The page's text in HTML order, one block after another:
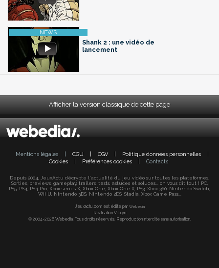
Shank 2 : une vidéo de
lancement
Afficher la version classique de cette page
Mentions légales CGU CGV Politique données personnelles
Cookies
Préférences cookies Contacts
Depuis 2004, JeuxActu décrypte l'actualité du jeu vidéo sur toutes les plateformes.
Sorties, previews, gameplay, trailers, tests, astuces et soluces... on vous dit tout ! PC,
PS5, PS4, PS4 Pro, Xbox series X, Xbox One, Xbox One X, PS3, Xbox 360, Nintendo Switch,
Wii U, Nintendo 3DS, Nintendo 2DS, Stadia, Xbox Game Pass...
Jeuxactu.com est édité par Webedia
Réalisation Vitalyn
© 2004-2026 Webedia. Tous droits réservés. Reproduction interdite sans autorisation.